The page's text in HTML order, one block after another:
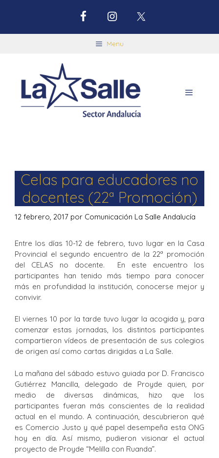
Menu
Celas para educadores no
docentes (22ª Promoción)
12 febrero, 2017 por Comunicación La Salle Andalucía
Entre los días 10-12 de febrero, tuvo lugar en la Casa
Provincial el segundo encuentro de la 22ª promoción
del CELAS no docente. En este encuentro los
participantes han tenido más tiempo para conocer
más en profundidad la institución, conocerse mejor y
convivir.
El viernes 10 por la tarde tuvo lugar la acogida y, para
comenzar estas jornadas, los distintos participantes
compartieron vídeos de presentación de sus colegios
de origen así como cartas dirigidas a La Salle.
La mañana del sábado estuvo guiada por D. Francisco
Gutiérrez Mancilla, delegado de Proyde quien, por
medio de diversas dinámicas, hizo que los
participantes fueran más conscientes de la realidad
actual en el mundo. A continuación, descubrieron qué
es Comercio Justo y qué papel desempeña esta ONG
hoy en día. Así mismo, pudieron visionar el actual
proyecto de Proyde “Melilla con Ruanda”.